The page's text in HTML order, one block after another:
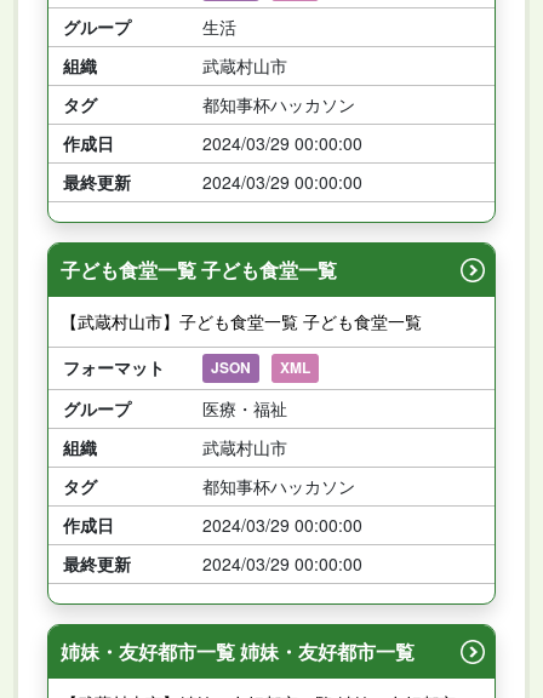
グループ
生活
組織
武蔵村山市
タグ
都知事杯ハッカソン
作成日
2024/03/29 00:00:00
最終更新
2024/03/29 00:00:00
子ども食堂一覧 子ども食堂一覧
【武蔵村山市】子ども食堂一覧 子ども食堂一覧
フォーマット
JSON XML
グループ
医療・福祉
組織
武蔵村山市
タグ
都知事杯ハッカソン
作成日
2024/03/29 00:00:00
最終更新
2024/03/29 00:00:00
姉妹・友好都市一覧 姉妹・友好都市一覧